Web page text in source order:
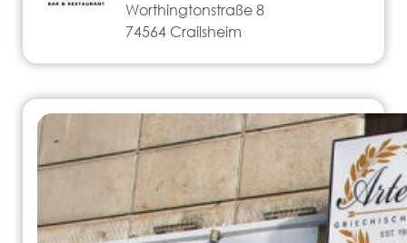
Worthingtonstraße 8
74564 Crailsheim